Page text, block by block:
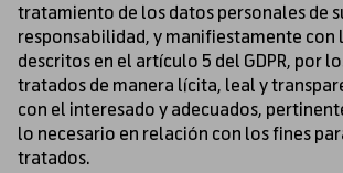
tratamiento de los datos personales de
responsabilidad, y manifiestamente con
descritos en el artículo 5 del GDPR, por
tratados de manera lícita, leal y
con el interesado y adecuados,
lo necesario en relación con los fines
tratados.